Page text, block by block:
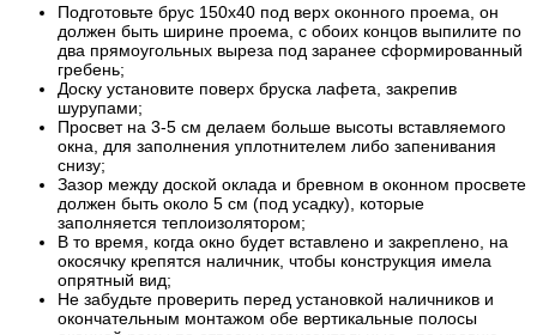
Подготовьте брус 150х40 под верх оконного проема, он
должен быть ширине проема, с обоих концов выпилите по
два прямоугольных выреза под заранее сформированный
гребень;
Доску установите поверх бруска лафета, закрепив
шурупами;
Просвет на 3-5 см делаем больше высоты вставляемого
окна, для заполнения уплотнителем либо запенивания
снизу;
Зазор между доской оклада и бревном в оконном просвете
должен быть около 5 см (под усадку), которые
заполняется теплоизолятором;
В то время, когда окно будет вставлено и закреплено, на
окосячку крепятся наличник, чтобы конструкция имела
опрятный вид;
Не забудьте проверить перед установкой наличников и
окончательным монтажом обе вертикальные полосы